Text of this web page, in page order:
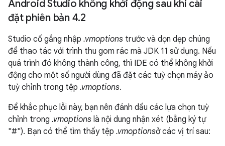
Android Studio không khởi động sau khi cài
đặt phiên bản 4.2
Studio cố gắng nhập .vmoptions trước và dọn dẹp chúng
để thao tác với trình thu gom rác mà JDK 11 sử dụng. Nếu
quá trình đó không thành công, thì IDE có thể không khởi
động cho một số người dùng đã đặt các tuỳ chọn máy ảo
tuỳ chỉnh trong tệp .vmoptions.
Để khắc phục lỗi này, bạn nên đánh dấu các lựa chọn tuỳ
chỉnh trong .vmoptions là nội dung nhận xét (bằng ký tự
"#"). Bạn có thể tìm thấy tệp .vmoptionsở các vị trí sau: